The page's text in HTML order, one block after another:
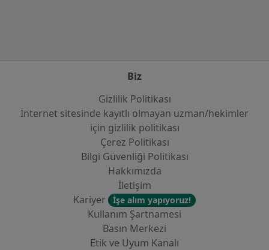
Biz
Gizlilik Politikası
İnternet sitesinde kayıtlı olmayan uzman/hekimler
i̇çin gizlilik politikası
Çerez Politikası
Bilgi Güvenliği Politikası
Hakkımızda
İletişim
Kariyer
İşe alım yapıyoruz!
Kullanım Şartnamesi
Basın Merkezi
Etik ve Uyum Kanalı